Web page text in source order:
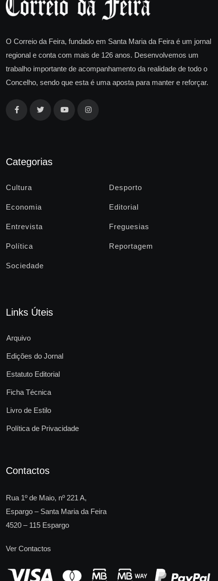
O Correio da Feira, fundado em Santa Maria da Feira é um jornal
regional e conta com mais de 126 anos. Desenvolvemos um
trabalho importante de acompanhamento da realidade de todo o
Concelho, sendo que esta é uma aposta para manter e reforçar.
Categorias
Cultura Desporto
Economia Editorial
Entrevista Freguesias
Política Reportagem
Sociedade
Links Úteis
Arquivo
Edições do Jornal
Estatuto Editorial
Ficha Técnica
Livro de Estilo
Política de Privacidade
Contactos
Rua 1º de Maio, nº 221 A,
Espargo – Santa Maria da Feira
4520 – 115 Espargo
Ver Contactos